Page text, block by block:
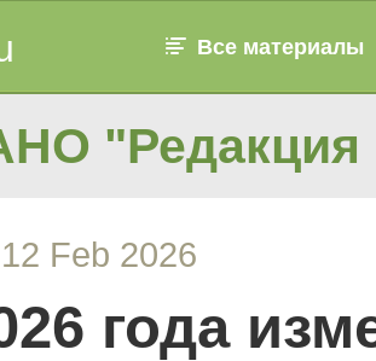
Все материалы
"Редакция
Feb 2026
года